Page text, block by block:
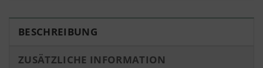
BESCHREIBUNG
ZUSÄTZLICHE INFORMATION